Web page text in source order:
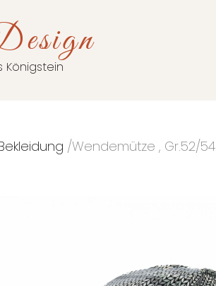
Königstein
Wendemütze , Gr.52/54